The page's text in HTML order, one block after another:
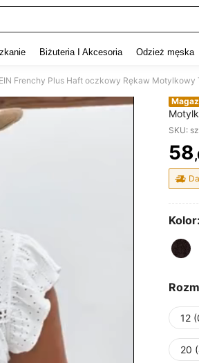
Biżuteria I Akcesoria Odzież męska
Frenchy Plus Haft oczkowy Rękaw Motylkowy
SKU:
58
Kolor:
12
20